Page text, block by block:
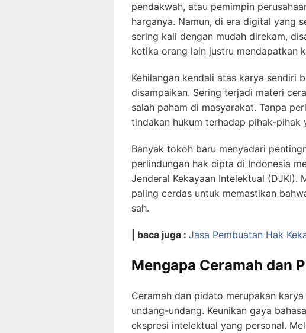
pendakwah, atau pemimpin
harganya. Namun, di era digital yang
sering kali dengan mudah direkam,
ketika orang lain justru mendapatkan
Kehilangan kendali atas karya sendiri
disampaikan. Sering terjadi materi
salah paham di masyarakat. Tanpa
tindakan hukum terhadap pihak-pihak
Banyak tokoh baru menyadari
perlindungan hak cipta di Indonesia
Jenderal Kekayaan Intelektual (DJKI).
paling cerdas untuk memastikan
sah.
| baca juga : Jasa Pembuatan Hak
Mengapa Ceramah dan
Ceramah dan pidato merupakan
undang-undang. Keunikan gaya
ekspresi intelektual yang personal.